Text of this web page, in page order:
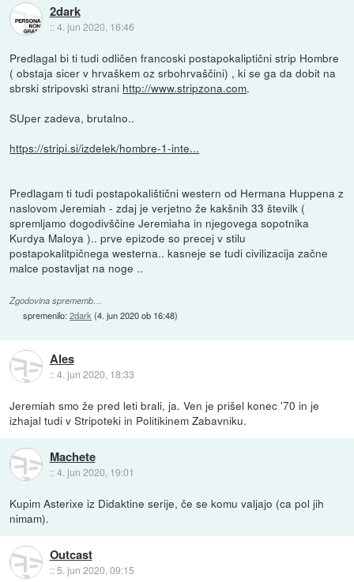
2dark
::4. jun 2020, 16:46
Predlagal bi ti tudi odličen francoski postapokaliptični strip Hombre
( obstaja sicer v hrvaškem oz srbohrvaščini) , ki se ga da dobit na
sbrski stripovski strani http://www.stripzona.com.
SUper zadeva, brutalno..
https://stripi.si/izdelek/hombre-1-inte...
Predlagam ti tudi postapokalištični western od Hermana Huppena z
naslovom Jeremiah - zdaj je verjetno že kakšnih 33 številk (
spremljamo dogodivščine Jeremiaha in njegovega sopotnika
Kurdya Maloya ).. prve epizode so precej v stilu
postapokalitpičnega westerna.. kasneje se tudi civilizacija začne
malce postavljat na noge ..
Zgodovina sprememb…
spremenilo:2dark(4. jun 2020 ob 16:48)
Ales
::4. jun 2020, 18:33
Jeremiah smo že pred leti brali, ja. Ven je prišel konec '70 in je
izhajal tudi v Stripoteki in Politikinem Zabavniku.
Machete
::4. jun 2020, 19:01
Kupim Asterixe iz Didaktine serije, če se komu valjajo (ca pol jih
nimam).
Outcast
::5. jun 2020, 09:15